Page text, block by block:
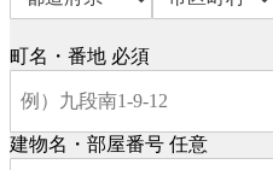
町名・番地 必須
建物名・部屋番号 任意